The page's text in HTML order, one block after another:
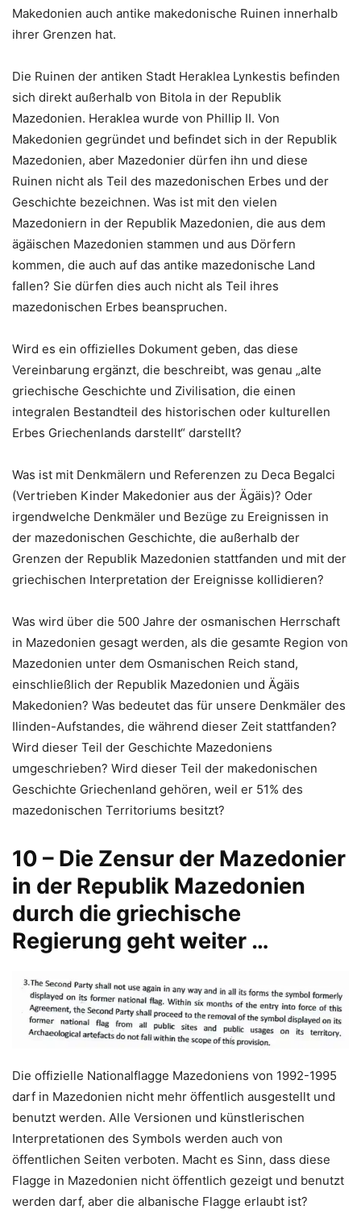
Makedonien auch antike makedonische Ruinen innerhalb
ihrer Grenzen hat.
Die Ruinen der antiken Stadt Heraklea Lynkestis befinden
sich direkt außerhalb von Bitola in der Republik
Mazedonien. Heraklea wurde von Phillip II. Von
Makedonien gegründet und befindet sich in der Republik
Mazedonien, aber Mazedonier dürfen ihn und diese
Ruinen nicht als Teil des mazedonischen Erbes und der
Geschichte bezeichnen. Was ist mit den vielen
Mazedoniern in der Republik Mazedonien, die aus dem
ägäischen Mazedonien stammen und aus Dörfern
kommen, die auch auf das antike mazedonische Land
fallen? Sie dürfen dies auch nicht als Teil ihres
mazedonischen Erbes beanspruchen.
Wird es ein offizielles Dokument geben, das diese
Vereinbarung ergänzt, die beschreibt, was genau „alte
griechische Geschichte und Zivilisation, die einen
integralen Bestandteil des historischen oder kulturellen
Erbes Griechenlands darstellt“ darstellt?
Was ist mit Denkmälern und Referenzen zu Deca Begalci
(Vertrieben Kinder Makedonier aus der Ägäis)? Oder
irgendwelche Denkmäler und Bezüge zu Ereignissen in
der mazedonischen Geschichte, die außerhalb der
Grenzen der Republik Mazedonien stattfanden und mit der
griechischen Interpretation der Ereignisse kollidieren?
Was wird über die 500 Jahre der osmanischen Herrschaft
in Mazedonien gesagt werden, als die gesamte Region von
Mazedonien unter dem Osmanischen Reich stand,
einschließlich der Republik Mazedonien und Ägäis
Makedonien? Was bedeutet das für unsere Denkmäler des
Ilinden-Aufstandes, die während dieser Zeit stattfanden?
Wird dieser Teil der Geschichte Mazedoniens
umgeschrieben? Wird dieser Teil der makedonischen
Geschichte Griechenland gehören, weil er 51% des
mazedonischen Territoriums besitzt?
10 – Die Zensur der Mazedonier
in der Republik Mazedonien
durch die griechische
Regierung geht weiter …
Die offizielle Nationalflagge Mazedoniens von 1992-1995
darf in Mazedonien nicht mehr öffentlich ausgestellt und
benutzt werden. Alle Versionen und künstlerischen
Interpretationen des Symbols werden auch von
öffentlichen Seiten verboten. Macht es Sinn, dass diese
Flagge in Mazedonien nicht öffentlich gezeigt und benutzt
werden darf, aber die albanische Flagge erlaubt ist?